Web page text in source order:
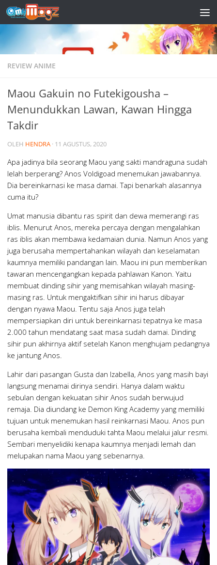
Skip to content
REVIEW ANIME
Maou Gakuin no Futekigousha –
Menundukkan Lawan, Kawan Hingga
Takdir
OLEH HENDRA · 11 AGUSTUS, 2020
Apa jadinya bila seorang Maou yang sakti mandraguna sudah
lelah berperang? Anos Voldigoad menemukan jawabannya.
Dia bereinkarnasi ke masa damai. Tapi benarkah alasannya
cuma itu?
Umat manusia dibantu ras spirit dan dewa memerangi ras
iblis. Menurut Anos, mereka percaya dengan mengalahkan
ras iblis akan membawa kedamaian dunia. Namun Anos yang
juga berusaha mempertahankan wilayah dan keselamatan
kaumnya memiliki pandangan lain. Maou ini pun memberikan
tawaran mencengangkan kepada pahlawan Kanon. Yaitu
membuat dinding sihir yang memisahkan wilayah masing-
masing ras. Untuk mengaktifkan sihir ini harus dibayar
dengan nyawa Maou. Tentu saja Anos juga telah
mempersiapkan diri untuk bereinkarnasi tepatnya ke masa
2.000 tahun mendatang saat masa sudah damai. Dinding
sihir pun akhirnya aktif setelah Kanon menghujam pedangnya
ke jantung Anos.
Lahir dari pasangan Gusta dan Izabella, Anos yang masih bayi
langsung menamai dirinya sendiri. Hanya dalam waktu
sebulan dengan kekuatan sihir Anos sudah berwujud
remaja. Dia diundang ke Demon King Academy yang memiliki
tujuan untuk menemukan hasil reinkarnasi Maou. Anos pun
berusaha kembali menduduki tahta Maou melalui jalur resmi.
Sembari menyelidiki kenapa kaumnya menjadi lemah dan
melupakan nama Maou yang sebenarnya.